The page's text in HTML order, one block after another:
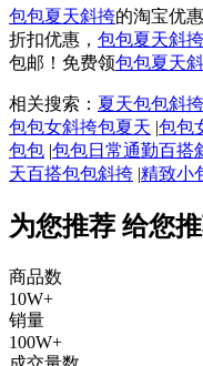
包包夏天斜挎的淘宝优
折扣优惠， 包包夏天斜挎
包邮！免费领包包夏天
相关搜索： 夏天包包斜挎
包包女斜挎包夏天 |包包
包包 |包包日常通勤百搭
天百搭包包斜挎 |精致小
为您推荐 给您
商品数
10W+
销量
100W+